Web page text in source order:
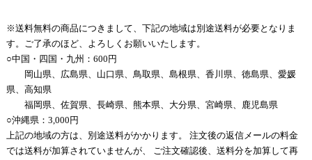
※送料無料の商品につきまして、下記の地域は別途送料が必要となりま
す。ご了承のほど、よろしくお願いいたします。
○中国・四国・九州：600円
岡山県、広島県、山口県、鳥取県、島根県、香川県、徳島県、愛媛
県、高知県
福岡県、佐賀県、長崎県、熊本県、大分県、宮崎県、鹿児島県
○沖縄県：3,000円
上記の地域の方は、別途送料がかかります。 注文後の返信メールの料金
では送料が加算されていませんが、 ご注文確認後、送料分を加算して再